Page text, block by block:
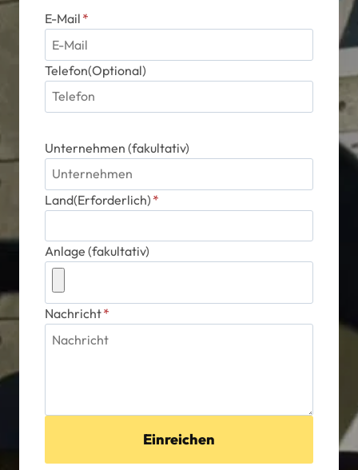
E-Mail *
Telefon(Optional)
Unternehmen (fakultativ)
Land(Erforderlich) *
Anlage (fakultativ)
Nachricht*
Einreichen